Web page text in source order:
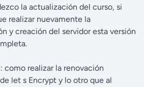
la actualización del curso, si
realizar nuevamente la
y creación del servidor esta versión
como realizar la renovación
let s Encrypt y lo otro que al